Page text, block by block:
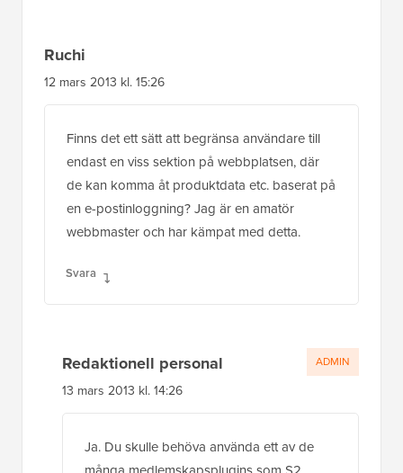
Ruchi
12 mars 2013 kl. 15:26
Finns det ett sätt att begränsa användare till
endast en viss sektion på webbplatsen, där
de kan komma åt produktdata etc. baserat på
en e-postinloggning? Jag är en amatör
webbmaster och har kämpat med detta.
Svara
Redaktionell personal
13 mars 2013 kl. 14:26
Ja. Du skulle behöva använda ett av de
ADMIN